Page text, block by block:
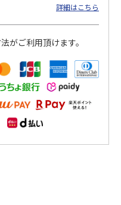
詳細はこちら
がご利用頂けます。